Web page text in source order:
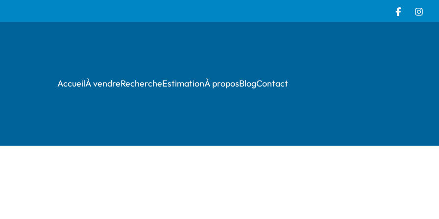
AccueilÀ vendreRechercheEstimationÀ proposBlogContact